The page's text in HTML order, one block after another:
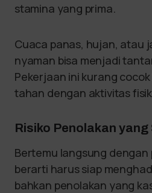
stamina yang prima.
Cuaca panas, hujan, atau
nyaman bisa menjadi
Pekerjaan ini kurang
tahan dengan aktivitas
Risiko Penolakan yang
Bertemu langsung
berarti harus siap
bahkan penolakan yang